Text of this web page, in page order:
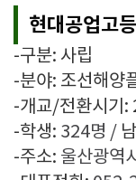
현대공업고
-구분: 사립
-분야: 조선해양
-개교/전환시기:
-학생: 324명 /
-주소: 울산광역